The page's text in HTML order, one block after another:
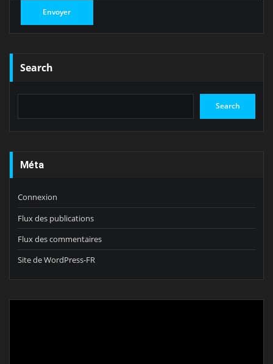
Search
Search
Méta
Connexion
Flux des publications
Flux des commentaires
Site de WordPress-FR